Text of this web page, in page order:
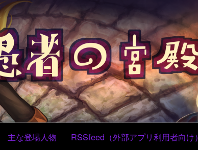
ン
テ
ン
ツ
へ
ス
キ
ッ
プ
主な登場人物 RSSfeed（外部アプリ利用者向け）